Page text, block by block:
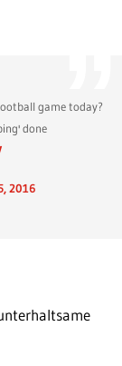
game today?
done
2016